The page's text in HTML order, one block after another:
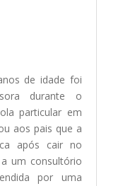
de idade foi
durante o
particular em
aos pais que a
após cair no
um consultório
por uma